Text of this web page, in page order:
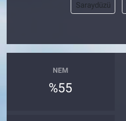
Saraydüzü
NEM
%55